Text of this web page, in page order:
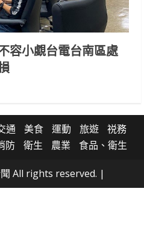
容小覷台電台南區處
通 美食 運動 旅遊
祱務
防 衛生 農業 食品、衛生
All rights reserved. |